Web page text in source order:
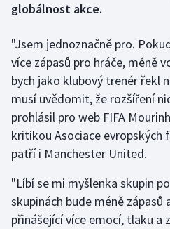
Futsal
Golf
Gymnastika
Házená
Jezdectví
Judo
Krasobruslení
globálnost akce.
"Jsem jednoznačně pro.
více zápasů pro hráče, méně
bych jako klubový trenér řekl
musí uvědomit, že rozšíření
prohlásil pro web FIFA
kritikou Asociace evropských
patří i Manchester United.
"Líbí se mi myšlenka skupin
skupinách bude méně
přinášející více emocí, tlaku a